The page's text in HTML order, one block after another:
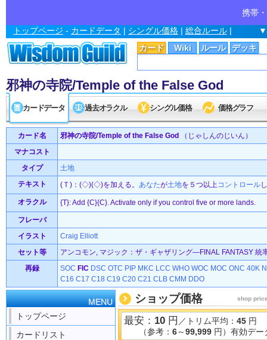
携帯
カード Wiki ルール デッキ
トップページ - カードデータ | シングル価格 | 総合ルール |
邪神の寺院/Temple of the False God
カードデータ 過去オラクル シングル価格 価格グラフ
カード名 邪神の寺院/Temple of the False God
（じゃしんのじいん）
マナコスト
タイプ
土地
テキスト
(Ｔ)：(◇)(◇)を加える。 あなたが土地を５つ以上コントロール
オラクル {T}: Add {C}{C}. Activate only if you control five or more lands.
フレーバ
イラスト
Craig Elliott
セット等
アンコモン, マジック：ザ・ギャザリング—FINAL FANTASY 統
再録
SOC FIC DSC OTC PIP MKC LCC WHO WOC MOC ONC 40K
C16 C17 C18 C19 C20 C21 CLB CMM DDO
MENU
トップページ
カードリスト
ショップ価格 shop
最安： 10 円 ／トリム平均： 45 円
（参考： 6～99,999 円）有効デ